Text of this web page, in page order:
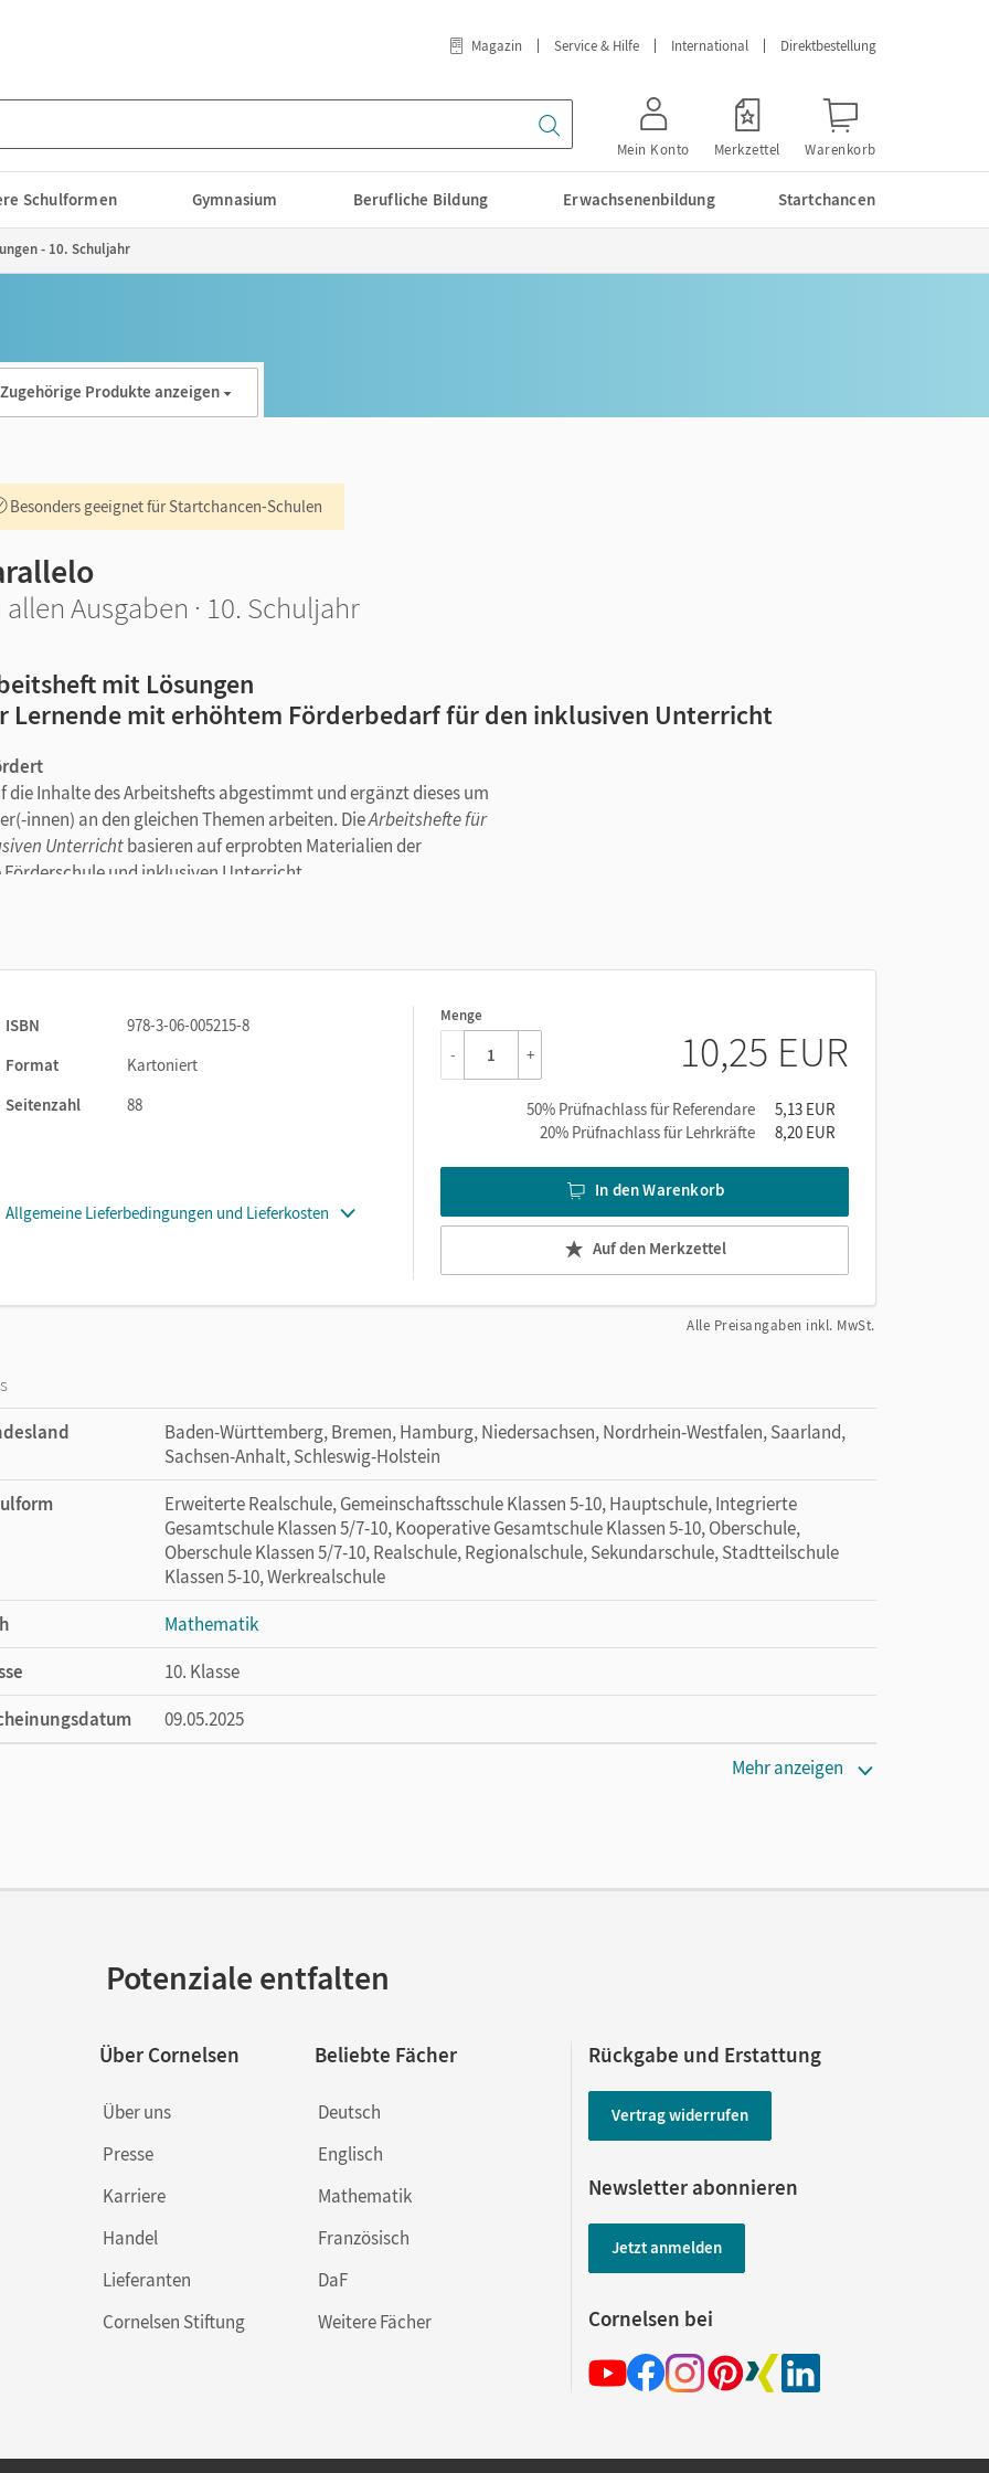
Magazin Service & Hilfe International Direktbestellung
Mein Konto Merkzettel Warenkorb
Schulformen Gymnasium Berufliche Bildung Erwachsenenbildung Startchancen
- 10. Schuljahr
Zugehörige Produkte anzeigen
Besonders geeignet für Startchancen-Schulen
allen Ausgaben · 10. Schuljahr
mit Lösungen
Lernende mit erhöhtem Förderbedarf für den inklusiven Unterricht
Inhalte des Arbeitshefts abgestimmt und ergänzt dieses um
innen) an den gleichen Themen arbeiten. DieArbeitshefte für
Unterrichtbasieren auf erprobten Materialien der
und inklusiven Unterricht.
– für jedes Teilkapitel drei Übungsseiten
zu allen Aufgaben
üben, auch zur Vorbereitung auf Klassenarbeiten.
ISBN
978-3-06-005215-8
Format
Kartoniert
Seitenzahl
88
Allgemeine Lieferbedingungen und Lieferkosten
Menge
1
- + 10,25 EUR
50% Prüfnachlass für Referendare
5,13 EUR
20% Prüfnachlass für Lehrkräfte
8,20 EUR
In den Warenkorb
Auf den Merkzettel
Alle Preisangaben inkl. MwSt.
Baden-Württemberg, Bremen, Hamburg, Niedersachsen, Nordrhein-Westfalen, Saarland,
Sachsen-Anhalt, Schleswig-Holstein
Erweiterte Realschule, Gemeinschaftsschule Klassen 5-10, Hauptschule, Integrierte
Gesamtschule Klassen 5/7-10, Kooperative Gesamtschule Klassen 5-10, Oberschule,
Oberschule Klassen 5/7-10, Realschule, Regionalschule, Sekundarschule, Stadtteilschule
Klassen 5-10, Werkrealschule
Mathematik
10. Klasse
09.05.2025
Mehr anzeigen
Potenziale entfalten
Über Cornelsen
Über uns
Presse
Karriere
Handel
Lieferanten
Cornelsen Stiftung
Beliebte Fächer
Deutsch
Englisch
Mathematik
Französisch
DaF
Weitere Fächer
Rückgabe und Erstattung
Vertrag widerrufen
Newsletter abonnieren
Jetzt anmelden
Cornelsen bei